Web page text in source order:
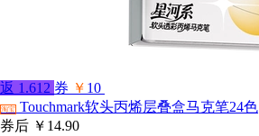
返 1.612 券 ￥ 10
淘宝 Touchmark软头丙烯层叠盒马克笔24色
券后 ￥14.90